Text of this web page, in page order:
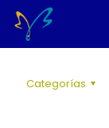
Categorías